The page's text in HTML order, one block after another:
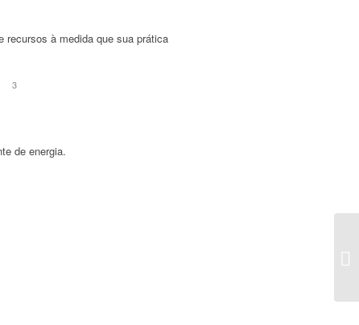
recursos à medida que sua prática
1
2
3
de energia.